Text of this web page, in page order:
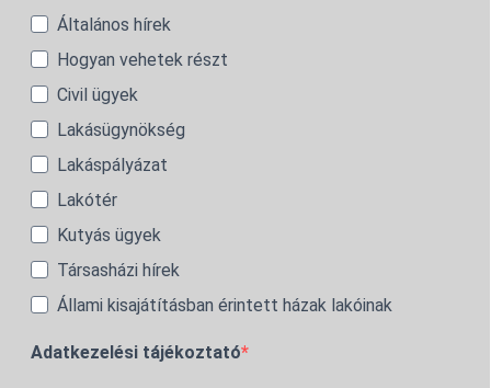
Általános hírek
Hogyan vehetek részt
Civil ügyek
Lakásügynökség
Lakáspályázat
Lakótér
Kutyás ügyek
Társasházi hírek
Állami kisajátításban érintett házak lakóinak
Adatkezelési tájékoztató